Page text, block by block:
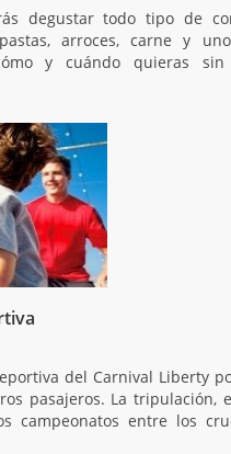
degustar todo tipo de
arroces, carne y
y cuándo quieras sin
del Carnival Liberty
pasajeros. La tripulación,
campeonatos entre los